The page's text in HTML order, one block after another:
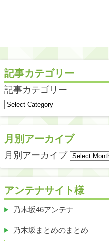
記事カテゴリー
記事カテゴリー
月別アーカイブ
月別アーカイブ
アンテナサイト様
乃木坂46アンテナ
乃木坂まとめのまとめ